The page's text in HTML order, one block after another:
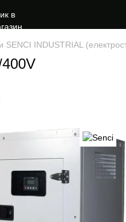
SENCI INDUSTRIAL